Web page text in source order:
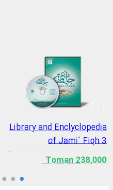
Library and Enclyclopedia
of Jami` Fiqh 3
238,000 Toman